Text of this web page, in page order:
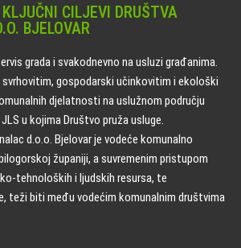
CILJEVI DRUŠTVA
BJELOVAR
grada i svakodnevno na usluzi građanima.
gospodarski učinkovitim i ekološki
djelatnosti na uslužnom području
u kojima Društvo pruža usluge.
d.o.o. Bjelovar je vodeće komunalno
županiji, a suvremenim pristupom
tehnoloških i ljudskih resursa, te
teži biti među vodećim komunalnim društvima